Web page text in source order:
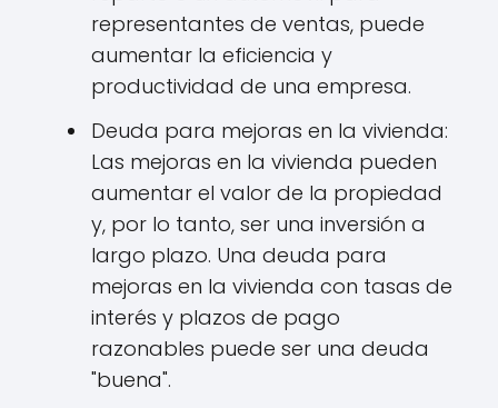
representantes de ventas, puede
aumentar la eficiencia y
productividad de una empresa.
Deuda para mejoras en la vivienda:
Las mejoras en la vivienda pueden
aumentar el valor de la propiedad
y, por lo tanto, ser una inversión a
largo plazo. Una deuda para
mejoras en la vivienda con tasas de
interés y plazos de pago
razonables puede ser una deuda
"buena".